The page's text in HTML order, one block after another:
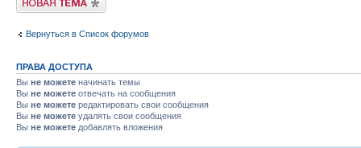
Вернуться в Список форумов
ПРАВА ДОСТУПА
Вы не можете начинать темы
Вы не можете отвечать на сообщения
Вы не можете редактировать свои сообщения
Вы не можете удалять свои сообщения
Вы не можете добавлять вложения